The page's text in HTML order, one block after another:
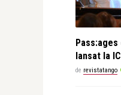
Pass:ages
lansat la
de revistatango